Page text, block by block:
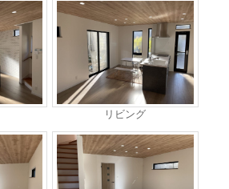
リビング